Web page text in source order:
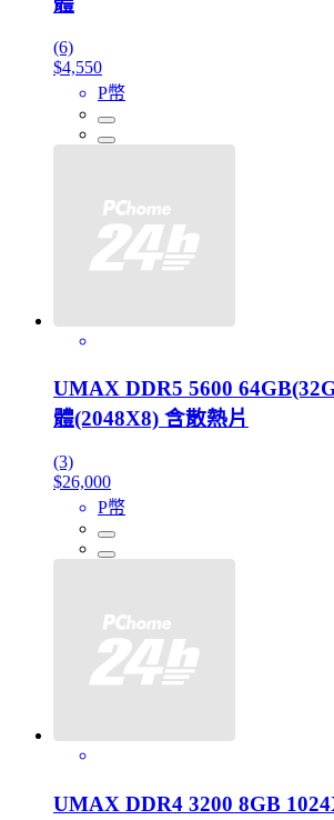
(6)
$4,550
P幣
UMAX DDR5 5600
體(2048X8) 含散熱片
(3)
$26,000
P幣
UMAX DDR4 3200 8GB